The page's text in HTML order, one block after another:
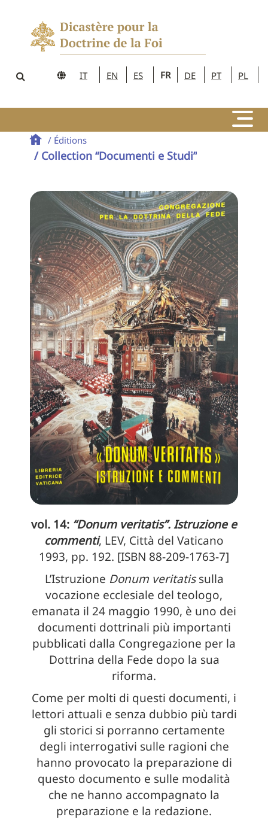
IT EN ES FR DE PT PL
/ Éditions
/ Collection “Documenti e Studi”
vol. 14: “Donum veritatis”. Istruzione e
commenti, LEV, Città del Vaticano
1993, pp. 192. [ISBN 88-209-1763-7]
L’Istruzione Donum veritatissulla
vocazione ecclesiale del teologo,
emanata il 24 maggio 1990, è uno dei
documenti dottrinali più importanti
pubblicati dalla Congregazione per la
Dottrina della Fede dopo la sua
riforma.
Come per molti di questi documenti, i
lettori attuali e senza dubbio più tardi
gli storici si porranno certamente
degli interrogativi sulle ragioni che
hanno provocato la preparazione di
questo documento e sulle modalità
che ne hanno accompagnato la
preparazione e la redazione.